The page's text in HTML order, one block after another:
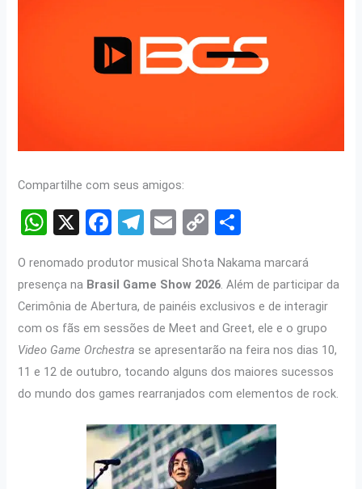
Compartilhe com seus amigos:
W
at
s
A
p
p
X
F
ce
b
o
o
k
T
e
gr
a
m
E
ail
C
py
Li
n
k
ar
e
O renomado produtor musical Shota Nakama marcará
presença na Brasil Game Show 2026. Além de participar da
Cerimônia de Abertura, de painéis exclusivos e de interagir
com os fãs em sessões de Meet and Greet, ele e o grupo
Video Game Orchestra se apresentarão na feira nos dias 10,
11 e 12 de outubro, tocando alguns dos maiores sucessos
do mundo dos games rearranjados com elementos de rock.